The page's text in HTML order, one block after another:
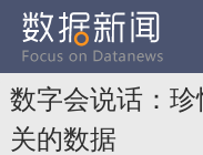
数字会说话：
关的数据